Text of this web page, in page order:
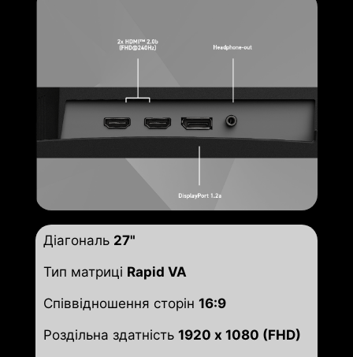
Діагональ 27"
Тип матриці Rapid VA
Співвідношення сторін 16:9
Роздільна здатність 1920 x 1080 (FHD)